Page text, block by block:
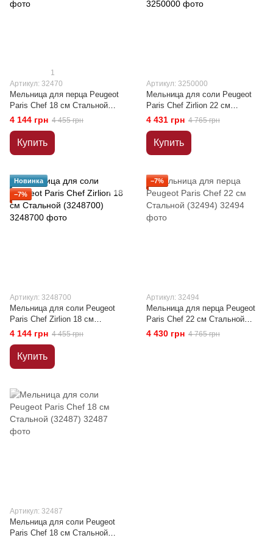
1
Артикул: 32470
Мельница для перца Peugeot
Paris Chef 18 см Стальной
(32470)
4 144 грн 4 455 грн
Купить
Артикул: 3250000
Мельница для соли Peugeot
Paris Chef Zirlion 22 см
Стальной (3250000)
4 431 грн 4 765 грн
Купить
Новинка
−7%
Артикул: 3248700
Мельница для соли Peugeot
Paris Chef Zirlion 18 см
Стальной (3248700)
4 144 грн 4 455 грн
Купить
−7%
Артикул: 32494
Мельница для перца Peugeot
Paris Chef 22 см Стальной
(32494)
4 430 грн 4 765 грн
Артикул: 32487
Мельница для соли Peugeot
Paris Chef 18 см Стальной